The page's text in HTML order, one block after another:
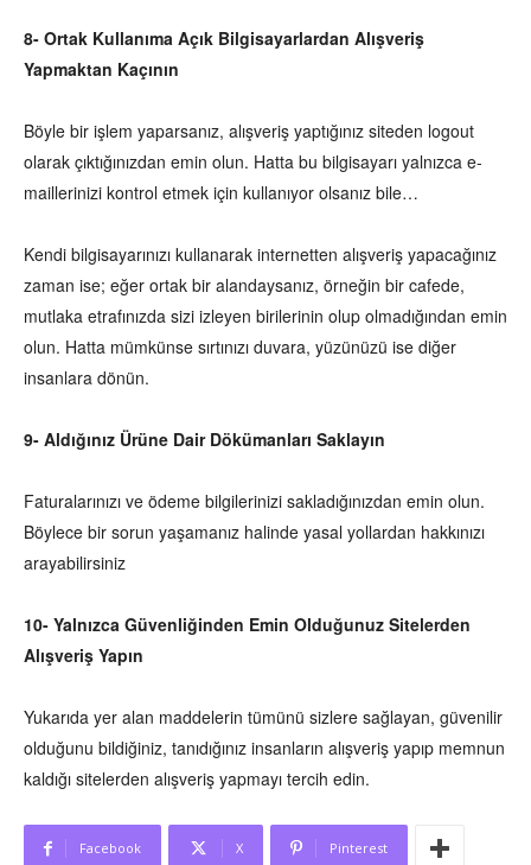
8- Ortak Kullanıma Açık Bilgisayarlardan Alışveriş
Yapmaktan Kaçının
Böyle bir işlem yaparsanız, alışveriş yaptığınız siteden logout
olarak çıktığınızdan emin olun. Hatta bu bilgisayarı yalnızca e-
maillerinizi kontrol etmek için kullanıyor olsanız bile…
Kendi bilgisayarınızı kullanarak internetten alışveriş yapacağınız
zaman ise; eğer ortak bir alandaysanız, örneğin bir cafede,
mutlaka etrafınızda sizi izleyen birilerinin olup olmadığından emin
olun. Hatta mümkünse sırtınızı duvara, yüzünüzü ise diğer
insanlara dönün.
9- Aldığınız Ürüne Dair Dökümanları Saklayın
Faturalarınızı ve ödeme bilgilerinizi sakladığınızdan emin olun.
Böylece bir sorun yaşamanız halinde yasal yollardan hakkınızı
arayabilirsiniz
10- Yalnızca Güvenliğinden Emin Olduğunuz Sitelerden
Alışveriş Yapın
Yukarıda yer alan maddelerin tümünü sizlere sağlayan, güvenilir
olduğunu bildiğiniz, tanıdığınız insanların alışveriş yapıp memnun
kaldığı sitelerden alışveriş yapmayı tercih edin.
Facebook X Pinterest